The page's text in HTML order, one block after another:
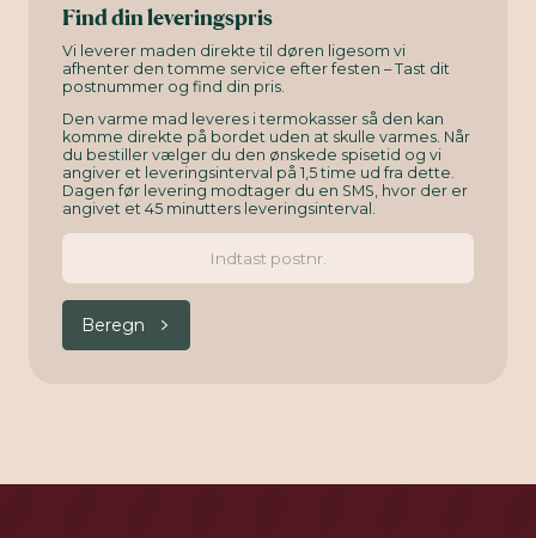
Find din leveringspris
Vi leverer maden direkte til døren ligesom vi
afhenter den tomme service efter festen – Tast dit
postnummer og find din pris.
Den varme mad leveres i termokasser så den kan
komme direkte på bordet uden at skulle varmes. Når
du bestiller vælger du den ønskede spisetid og vi
angiver et leveringsinterval på 1,5 time ud fra dette.
Dagen før levering modtager du en SMS, hvor der er
angivet et 45 minutters leveringsinterval.
Beregn